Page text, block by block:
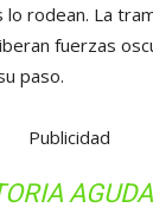
rodean. La
fuerzas
paso.
Publicidad